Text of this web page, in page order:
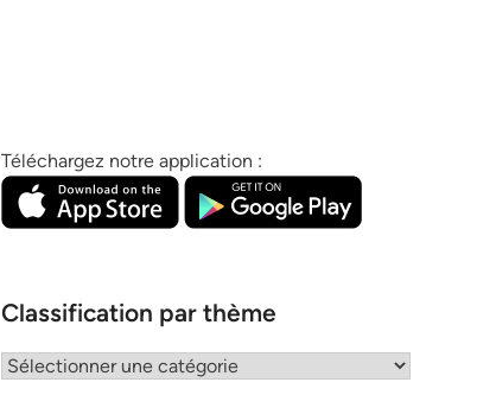
Téléchargez notre application :
Classification par thème
Classification